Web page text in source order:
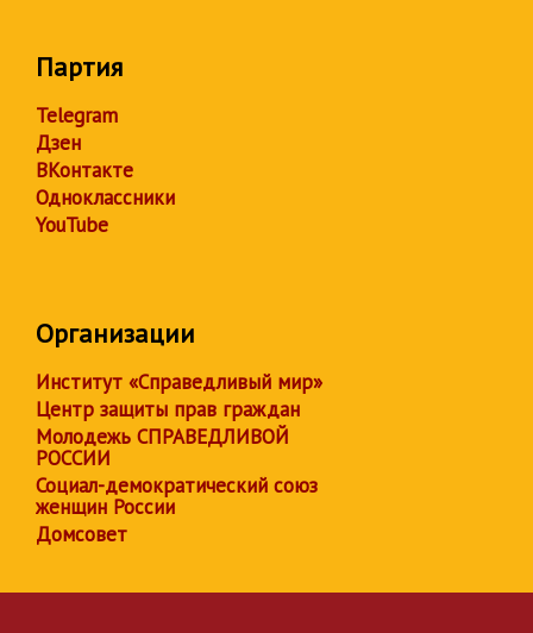
Партия
Telegram
Дзен
ВКонтакте
Одноклассники
YouTube
Организации
Институт «Справедливый мир»
Центр защиты прав граждан
Молодежь СПРАВЕДЛИВОЙ
РОССИИ
Социал-демократический союз
женщин России
Домсовет